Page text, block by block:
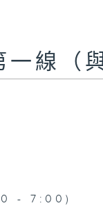
一線（
- 7:00)